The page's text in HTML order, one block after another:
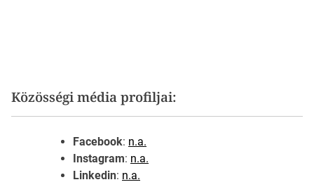
Közösségi média profiljai:
Facebook: n.a.
Instagram: n.a.
Linkedin: n.a.